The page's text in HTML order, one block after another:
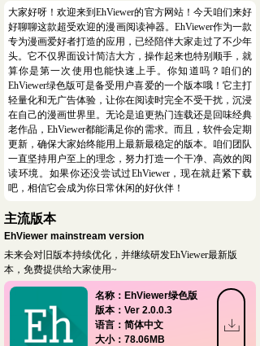
大家好呀！欢迎来到EhViewer的官方网站！今天咱们来好
好聊聊这款超受欢迎的漫画阅读神器。EhViewer作为一款
专为漫画爱好者打造的应用，已经陪伴大家走过了不少年
头。它不仅界面设计简洁大方，操作起来也特别顺手，就
算你是第一次使用也能快速上手。你知道吗？咱们的
EhViewer绿色版可是备受用户喜爱的一个版本哦！它主打
轻量化和无广告体验，让你在阅读时完全不受干扰，沉浸
在自己的漫画世界里。无论是追更热门连载还是回味经典
老作品，EhViewer都能满足你的需求。而且，软件会定期
更新，确保大家始终能用上最新最稳定的版本。咱们团队
一直坚持用户至上的理念，努力打造一个干净、高效的阅
读环境。如果你还没尝试过EhViewer，现在就赶紧下载
吧，相信它会成为你日常休闲的好伙伴！
ꄔ
名称：EhViewer绿色版
版本：Ver 2.0.0.3
语言：简体中文
大小：78.06MB
主流版本
EhViewer mainstream version
未来会对旧版本持续优化，并继续研发EhViewer最新版
本，免费提供给大家使用~